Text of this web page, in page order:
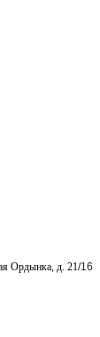
Ордынка, д. 21/16